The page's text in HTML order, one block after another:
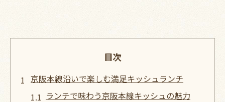
目次
京阪本線沿いで楽しむ満足キッシュランチ
ランチで味わう京阪本線キッシュの魅力